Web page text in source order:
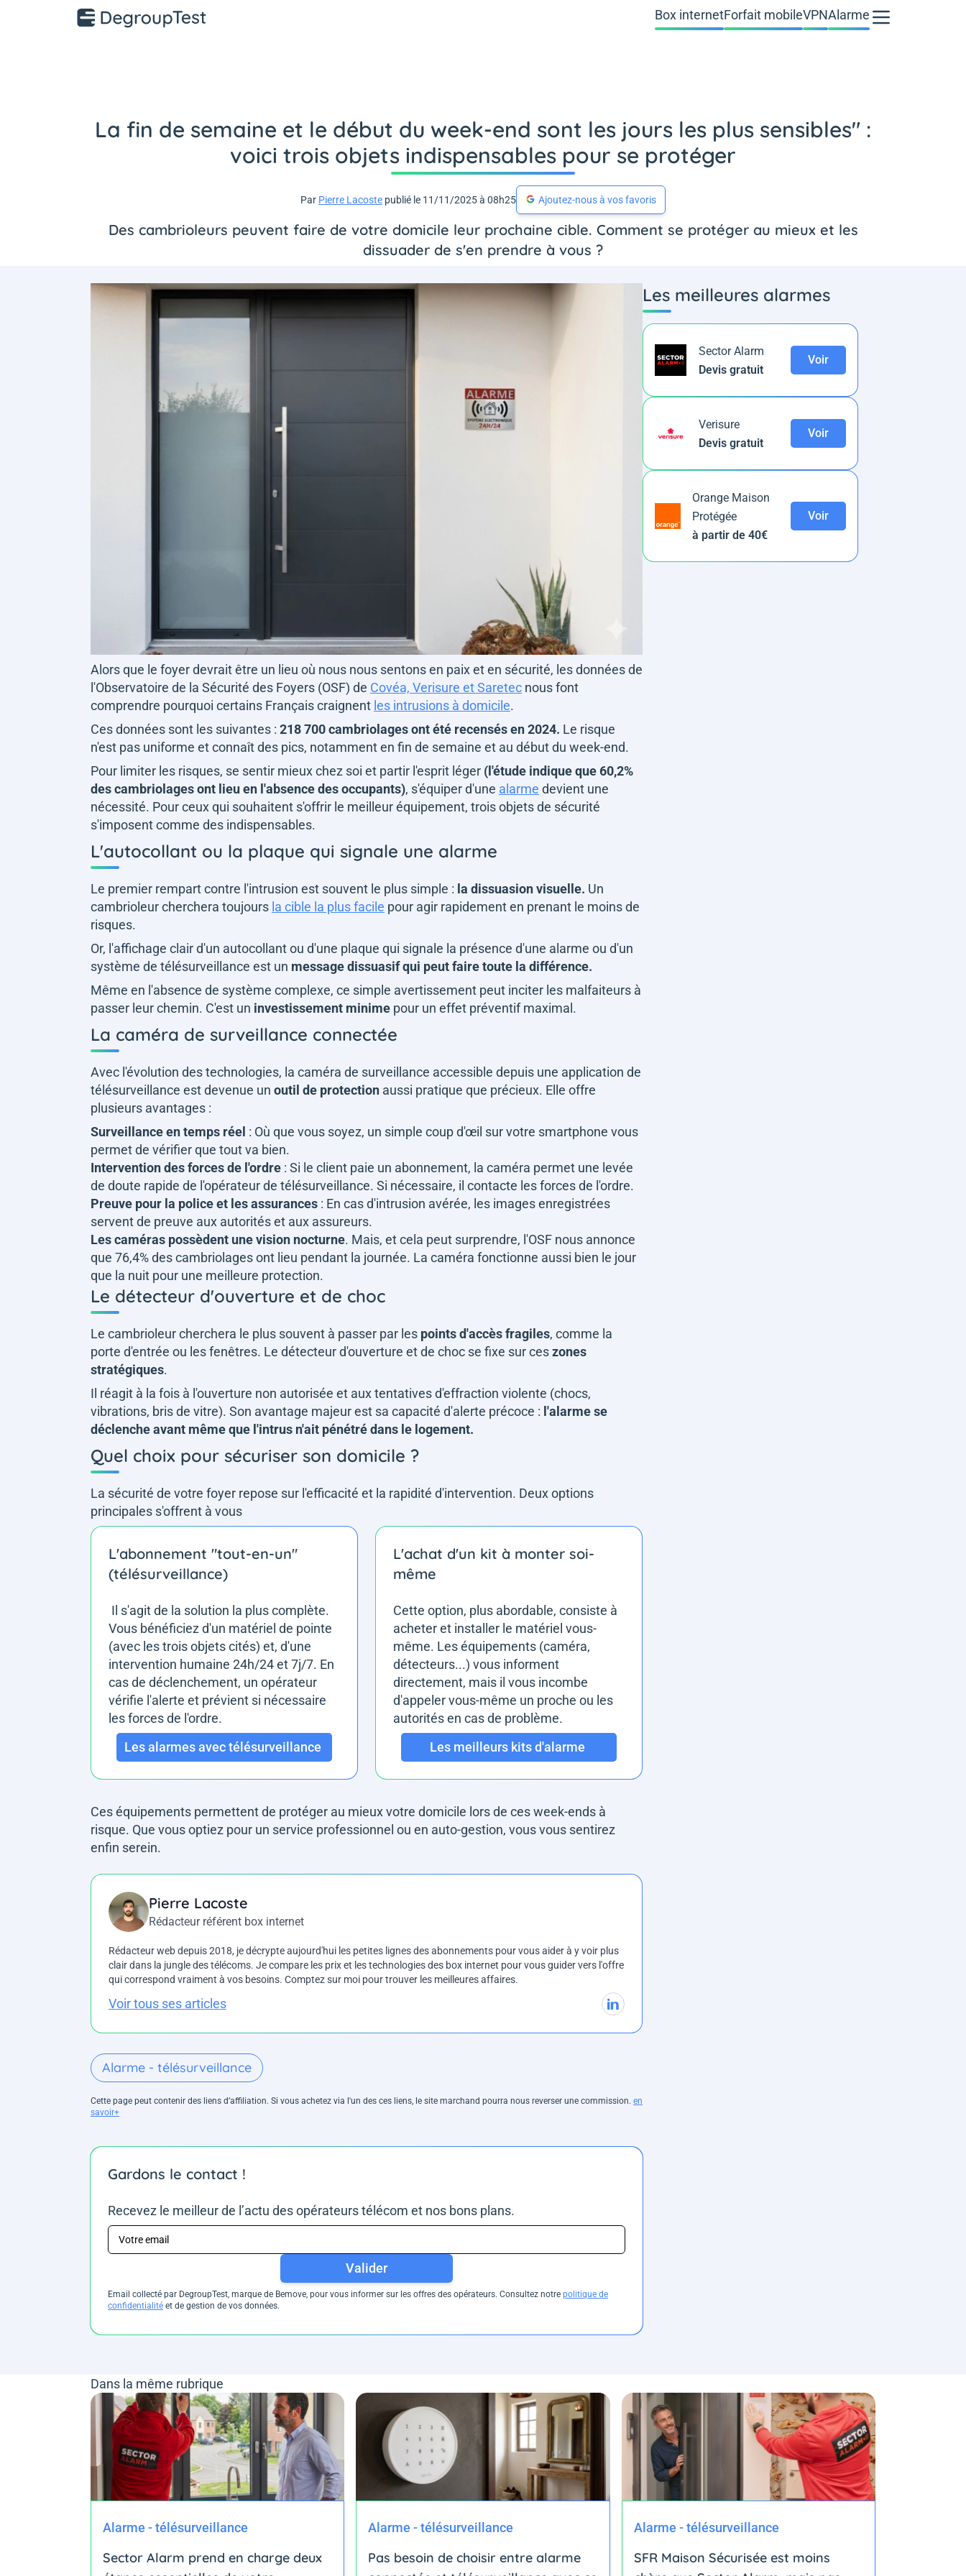
Box internetForfait mobileVPNAlarme
La fin de semaine et le début du week-end sont les jours les plus sensibles" :
voici trois objets indispensables pour se protéger
Par Pierre Lacoste publié le 11/11/2025 à 08h25 Ajoutez-nous à vos favoris
Des cambrioleurs peuvent faire de votre domicile leur prochaine cible. Comment se protéger au mieux et les
dissuader de s'en prendre à vous ?
Alors que le foyer devrait être un lieu où nous nous sentons en paix et en sécurité, les données de
l'Observatoire de la Sécurité des Foyers (OSF) de Covéa, Verisure et Saretec nous font
comprendre pourquoi certains Français craignent les intrusions à domicile.
Ces données sont les suivantes : 218 700 cambriolages ont été recensés en 2024. Le risque
n'est pas uniforme et connaît des pics, notamment en fin de semaine et au début du week-end.
Pour limiter les risques, se sentir mieux chez soi et partir l'esprit léger (l'étude indique que 60,2%
des cambriolages ont lieu en l'absence des occupants), s'équiper d'une alarme devient une
nécessité. Pour ceux qui souhaitent s'offrir le meilleur équipement, trois objets de sécurité
s'imposent comme des indispensables.
L'autocollant ou la plaque qui signale une alarme
Le premier rempart contre l'intrusion est souvent le plus simple : la dissuasion visuelle. Un
cambrioleur cherchera toujours la cible la plus facile pour agir rapidement en prenant le moins de
risques.
Or, l'affichage clair d'un autocollant ou d'une plaque qui signale la présence d'une alarme ou d'un
système de télésurveillance est un messagedissuasif qui peut faire toute la différence.
Même en l'absence de système complexe, ce simple avertissement peut inciter les malfaiteurs à
passer leur chemin. C'est un investissement minime pour un effet préventif maximal.
La caméra de surveillance connectée
Avec l'évolution des technologies, la caméra de surveillance accessible depuis une application de
télésurveillance est devenue un outil de protection aussi pratique que précieux. Elle offre
plusieurs avantages :
Surveillance en temps réel : Où que vous soyez, un simple coup d'œil sur votre smartphone vous
permet de vérifier que tout va bien.
Intervention des forces de l'ordre : Si le client paie un abonnement, la caméra permet une levée
de doute rapide de l'opérateur de télésurveillance. Si nécessaire, il contacte les forces de l'ordre.
Preuve pour la police et les assurances : En cas d'intrusion avérée, les images enregistrées
servent de preuve aux autorités et aux assureurs.
Les caméras possèdent une vision nocturne. Mais, et cela peut surprendre, l'OSF nous annonce
que 76,4% des cambriolages ont lieu pendant la journée. La caméra fonctionne aussi bien le jour
que la nuit pour une meilleure protection.
Le détecteur d'ouverture et de choc
Le cambrioleur cherchera le plus souvent à passer par les pointsd'accèsfragiles, comme la
porte d'entrée ou les fenêtres. Le détecteur d'ouverture et de choc se fixe sur ceszones
stratégiques.
Il réagit à la fois à l'ouverture non autorisée et aux tentatives d'effraction violente (chocs,
vibrations, bris de vitre). Son avantage majeur est sa capacité d'alerte précoce : l'alarme se
déclenche avant même que l'intrus n'ait pénétré dans le logement.
Quel choix pour sécuriser son domicile ?
La sécurité de votre foyer repose sur l'efficacité et la rapidité d'intervention. Deux options
principales s'offrent à vous
L'abonnement "tout-en-un"
(télésurveillance)
Il s'agit de la solution la plus complète.
Vous bénéficiez d'un matériel de pointe
(avec les trois objets cités) et, d'une
intervention humaine 24h/24 et 7j/7. En
cas de déclenchement, un opérateur
vérifie l'alerte et prévient si nécessaire
les forces de l'ordre.
Les alarmes avec télésurveillance
L'achat d'un kit à monter soi-
même
Cette option, plus abordable, consiste à
acheter et installer le matériel vous-
même. Les équipements (caméra,
détecteurs...) vous informent
directement, mais il vous incombe
d'appeler vous-même un proche ou les
autorités en cas de problème.
Les meilleurs kits d'alarme
Ces équipements permettent de protéger au mieux votre domicile lors de ces week-ends à
risque. Que vous optiez pour un service professionnel ou en auto-gestion, vous vous sentirez
enfin serein.
Pierre Lacoste
Rédacteur référent box internet
Rédacteur web depuis 2018, je décrypte aujourd'hui les petites lignes des abonnements pour vous aider à y voir plus
clair dans la jungle des télécoms. Je compare les prix et les technologies des box internet pour vous guider vers l'offre
qui correspond vraiment à vos besoins. Comptez sur moi pour trouver les meilleures affaires.
Voir tous ses articles
Alarme - télésurveillance
Cette page peut contenir des liens d’affiliation. Si vous achetez via l'un des ces liens, le site marchand pourra nous reverser une commission. en
savoir+
Gardons le contact !
Recevez le meilleur de l’actu des opérateurs télécom et nos bons plans.
Valider
Email collecté par DegroupTest, marque de Bemove, pour vous informer sur les offres des opérateurs. Consultez notre politique de
confidentialité et de gestion de vos données.
Les meilleures alarmes
Sector Alarm
Devis gratuit
Voir
Verisure
Devis gratuit
Voir
Orange Maison
Protégée
à partir de 40€
Voir
Dans la même rubrique
Alarme - télésurveillance
Sector Alarm prend en charge deux
Alarme - télésurveillance
Pas besoin de choisir entre alarme
Alarme - télésurveillance
SFR Maison Sécurisée est moins